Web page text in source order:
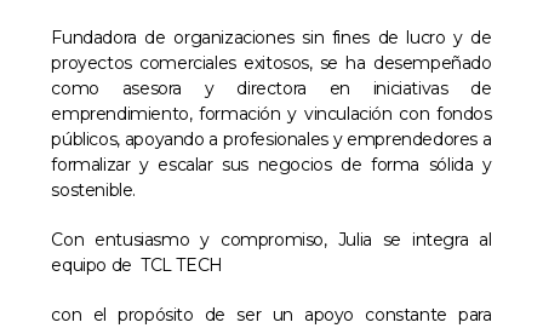
Fundadora de organizaciones sin fines de lucro y de
proyectos comerciales exitosos, se ha desempeñado
como asesora y directora en iniciativas de
emprendimiento, formación y vinculación con fondos
públicos, apoyando a profesionales y emprendedores a
formalizar y escalar sus negocios de forma sólida y
sostenible.
Con entusiasmo y compromiso, Julia se integra al
equipo de TCL TECH
con el propósito de ser un apoyo constante para